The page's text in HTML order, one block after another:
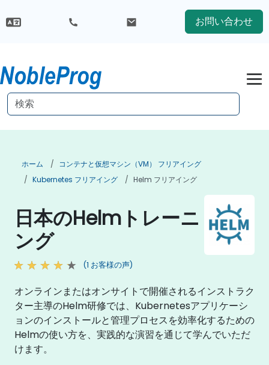
お問い合わせ
ホーム
コンテナと仮想マシン（VM） フリアイング
Kubernetes フリアイング
Helm フリアイング
日本のHelmトレーニ
ング
(1 お客様の声)
オンラインまたはオンサイトで開催されるインストラク
ター主導のHelm研修では、Kubernetesアプリケーシ
ョンのインストールと管理プロセスを効率化するための
Helmの使い方を、実践的な演習を通じて学んでいただ
けます。